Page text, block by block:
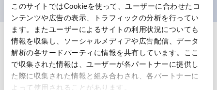
このサイトではCookieを使って、ユーザーに合わせたコ
ンテンツや広告の表示、トラフィックの分析を行ってい
ます。またユーザーによるサイトの利用状況についても
情報を収集し、ソーシャルメディアや広告配信、データ
解析の各サードパーティに情報を共有しています。ここ
で収集された情報は、ユーザーが各パートナーに提供し
た際に収集された情報と組み合わされ、各パートナーに
よって使用されることがあります。
仕様 すべて展開
形状仕様